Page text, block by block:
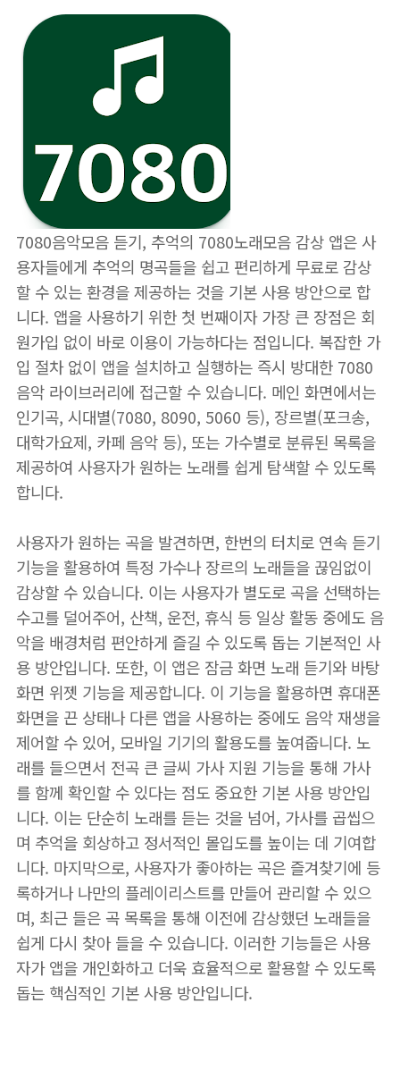
7080음악모음 듣기, 추억의 7080노래모음 감상 앱은 사
용자들에게 추억의 명곡들을 쉽고 편리하게 무료로 감상
할 수 있는 환경을 제공하는 것을 기본 사용 방안으로 합
니다. 앱을 사용하기 위한 첫 번째이자 가장 큰 장점은 회
원가입 없이 바로 이용이 가능하다는 점입니다. 복잡한 가
입 절차 없이 앱을 설치하고 실행하는 즉시 방대한 7080
음악 라이브러리에 접근할 수 있습니다. 메인 화면에서는
인기곡, 시대별(7080, 8090, 5060 등), 장르별(포크송,
대학가요제, 카페 음악 등), 또는 가수별로 분류된 목록을
제공하여 사용자가 원하는 노래를 쉽게 탐색할 수 있도록
합니다.
사용자가 원하는 곡을 발견하면, 한번의 터치로 연속 듣기
기능을 활용하여 특정 가수나 장르의 노래들을 끊임없이
감상할 수 있습니다. 이는 사용자가 별도로 곡을 선택하는
수고를 덜어주어, 산책, 운전, 휴식 등 일상 활동 중에도 음
악을 배경처럼 편안하게 즐길 수 있도록 돕는 기본적인 사
용 방안입니다. 또한, 이 앱은 잠금 화면 노래 듣기와 바탕
화면 위젯 기능을 제공합니다. 이 기능을 활용하면 휴대폰
화면을 끈 상태나 다른 앱을 사용하는 중에도 음악 재생을
제어할 수 있어, 모바일 기기의 활용도를 높여줍니다. 노
래를 들으면서 전곡 큰 글씨 가사 지원 기능을 통해 가사
를 함께 확인할 수 있다는 점도 중요한 기본 사용 방안입
니다. 이는 단순히 노래를 듣는 것을 넘어, 가사를 곱씹으
며 추억을 회상하고 정서적인 몰입도를 높이는 데 기여합
니다. 마지막으로, 사용자가 좋아하는 곡은 즐겨찾기에 등
록하거나 나만의 플레이리스트를 만들어 관리할 수 있으
며, 최근 들은 곡 목록을 통해 이전에 감상했던 노래들을
쉽게 다시 찾아 들을 수 있습니다. 이러한 기능들은 사용
자가 앱을 개인화하고 더욱 효율적으로 활용할 수 있도록
돕는 핵심적인 기본 사용 방안입니다.